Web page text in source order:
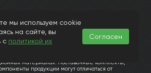
mystep.ru 2015-2026
на страницах данного сайта, носит
характер и ни при каких
не может считаться публичной офертой,
ст.435 и 437 Гражданского Кодекса РФ.
за возможные неточности или ошибки в
материалах. Поставочные комплекты,
продукции могут отличаться от
мы используем cookie
на сайте, вы
с политикой их
Согласен